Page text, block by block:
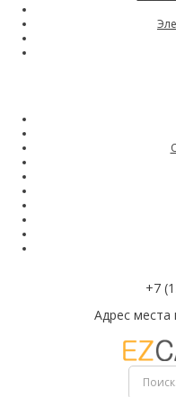
+7
Адрес места